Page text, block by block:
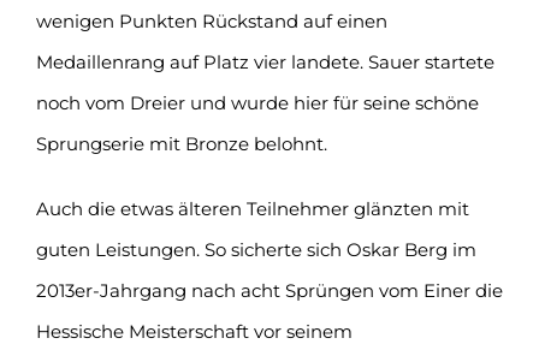
wenigen Punkten Rückstand auf einen
Medaillenrang auf Platz vier landete. Sauer startete
noch vom Dreier und wurde hier für seine schöne
Sprungserie mit Bronze belohnt.
Auch die etwas älteren Teilnehmer glänzten mit
guten Leistungen. So sicherte sich Oskar Berg im
2013er-Jahrgang nach acht Sprüngen vom Einer die
Hessische Meisterschaft vor seinem